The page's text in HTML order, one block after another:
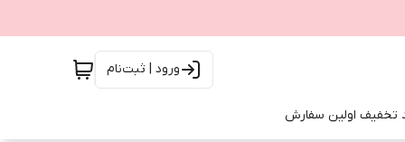
ورود | ثبت‌نام
تخفیف اولین سفارش